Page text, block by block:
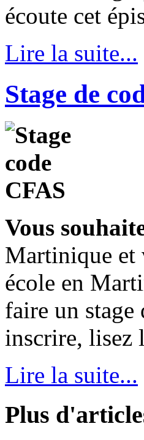
écoute cet
Lire la suite...
Stage de
Vous
Martinique et
école en
faire un stage
inscrire, lisez
Lire la suite...
Plus